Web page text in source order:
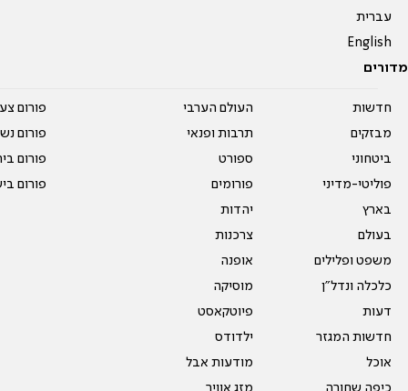
עברית
English
מדורים
חדשות
מבזקים
ביטחוני
פוליטי-מדיני
בארץ
בעולם
משפט ופלילים
כלכלה ונדל"ן
דעות
חדשות המגזר
אוכל
העולם הערבי
תרבות ופנאי
ספורט
פורומים
יהדות
צרכנות
אופנה
מוסיקה
פיוטקאסט
ילדודס
מודעות אבל
פורום
פורום
פורום
פורום